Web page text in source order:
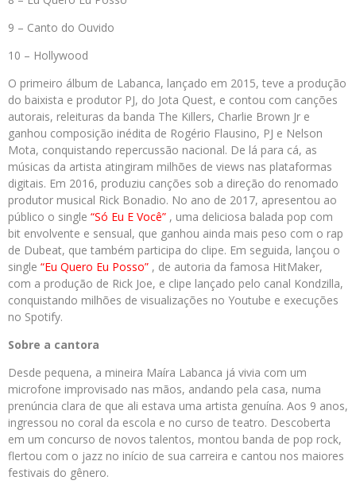
9 – Canto do Ouvido
10 – Hollywood
O primeiro álbum de Labanca, lançado em 2015, teve a produção
do baixista e produtor PJ, do Jota Quest, e contou com canções
autorais, releituras da banda The Killers, Charlie Brown Jr e
ganhou composição inédita de Rogério Flausino, PJ e Nelson
Mota, conquistando repercussão nacional. De lá para cá, as
músicas da artista atingiram milhões de views nas plataformas
digitais. Em 2016, produziu canções sob a direção do renomado
produtor musical Rick Bonadio. No ano de 2017, apresentou ao
público o single “Só Eu E Você” , uma deliciosa balada pop com
bit envolvente e sensual, que ganhou ainda mais peso com o rap
de Dubeat, que também participa do clipe. Em seguida, lançou o
single “Eu Quero Eu Posso” , de autoria da famosa HitMaker,
com a produção de Rick Joe, e clipe lançado pelo canal Kondzilla,
conquistando milhões de visualizações no Youtube e execuções
no Spotify.
Sobre a cantora
Desde pequena, a mineira Maíra Labanca já vivia com um
microfone improvisado nas mãos, andando pela casa, numa
prenúncia clara de que ali estava uma artista genuína. Aos 9 anos,
ingressou no coral da escola e no curso de teatro. Descoberta
em um concurso de novos talentos, montou banda de pop rock,
flertou com o jazz no início de sua carreira e cantou nos maiores
festivais do gênero.